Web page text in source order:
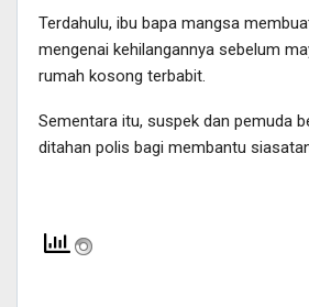
Terdahulu, ibu bapa mangsa
mengenai kehilangannya sebelum
rumah kosong terbabit.
Sementara itu, suspek dan pemuda
ditahan polis bagi membantu